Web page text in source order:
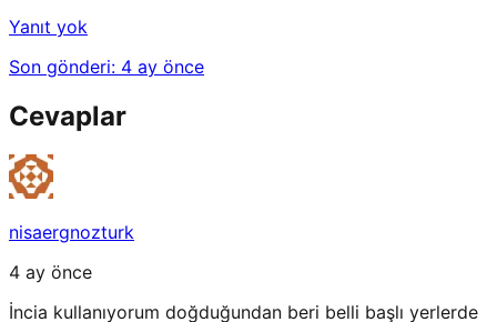
Yanıt yok
Son gönderi: 4 ay önce
Cevaplar
nisaergnozturk
4 ay önce
İncia kullanıyorum doğduğundan beri belli başlı yerlerde